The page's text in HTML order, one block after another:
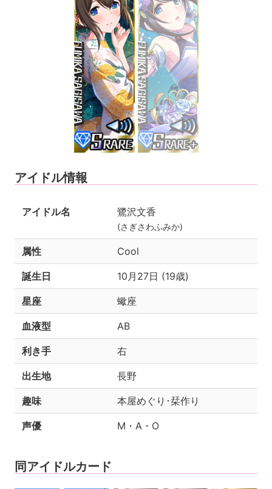
アイドル情報
アイドル名 鷺沢文香
(さぎさわふみか)
属性 Cool
誕生日 10月27日 (19歳)
星座 蠍座
血液型 AB
利き手 右
出生地 長野
趣味 本屋めぐり･栞作り
声優 M・A・O
同アイドルカード